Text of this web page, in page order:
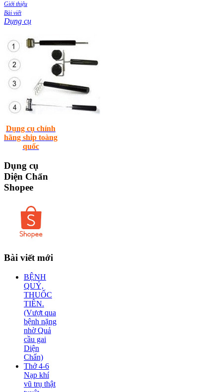
Giới thiệu
Bài viết
Dụng cụ
Dụng cụ chính
hãng ship toàng
quốc
Dụng cụ
Diện Chẩn
Shopee
Bài viết mới
BỆNH
QUỶ,
THUỐC
TIÊN.
(Vượt qua
bệnh nặng
nhờ Quả
cầu gai
Diện
Chẩn)
Thở 4-6
Nạp khí
vũ trụ thật